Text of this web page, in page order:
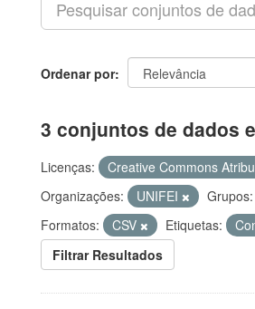
Ordenar por
3 conjuntos de dados
Licenças:
Creative Commons
Organizações:
UNIFEI Grupos:
Formatos:
CSV Etiquetas:
Filtrar Resultados